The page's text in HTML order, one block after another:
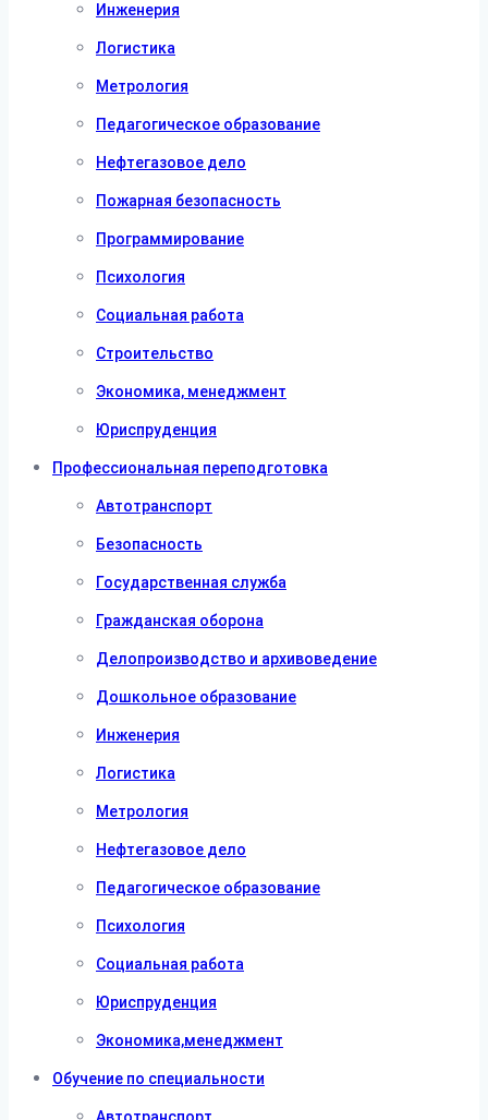
Инженерия
Логистика
Метрология
Педагогическое образование
Нефтегазовое дело
Пожарная безопасность
Программирование
Психология
Социальная работа
Строительство
Экономика, менеджмент
Юриспруденция
Профессиональная переподготовка
Автотранспорт
Безопасность
Государственная служба
Гражданская оборона
Делопроизводство и архивоведение
Дошкольное образование
Инженерия
Логистика
Метрология
Нефтегазовое дело
Педагогическое образование
Психология
Социальная работа
Юриспруденция
Экономика,менеджмент
Обучение по специальности